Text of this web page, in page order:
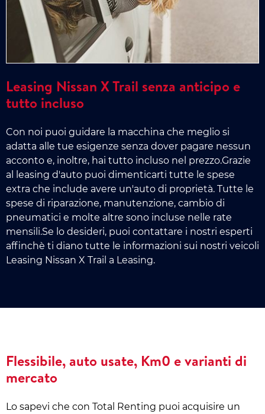
Leasing Nissan X Trail senza anticipo e
tutto incluso
Con noi puoi guidare la macchina che meglio si
adatta alle tue esigenze senza dover pagare nessun
acconto e, inoltre, hai tutto incluso nel prezzo.Grazie
al leasing d'auto puoi dimenticarti tutte le spese
extra che include avere un'auto di proprietà. Tutte le
spese di riparazione, manutenzione, cambio di
pneumatici e molte altre sono incluse nelle rate
mensili.Se lo desideri, puoi contattare i nostri esperti
affinchè ti diano tutte le informazioni sui nostri veicoli
Leasing Nissan X Trail a Leasing.
Flessibile, auto usate, Km0 e varianti di
mercato
Lo sapevi che con Total Renting puoi acquisire un